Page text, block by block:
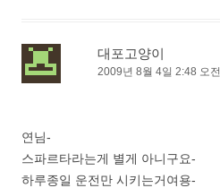
대포고양이
2009년 8월 4일 2:48 오전
연님-
스파르타라는게 별게 아니구요-
하루종일 운전만 시키는거여용-